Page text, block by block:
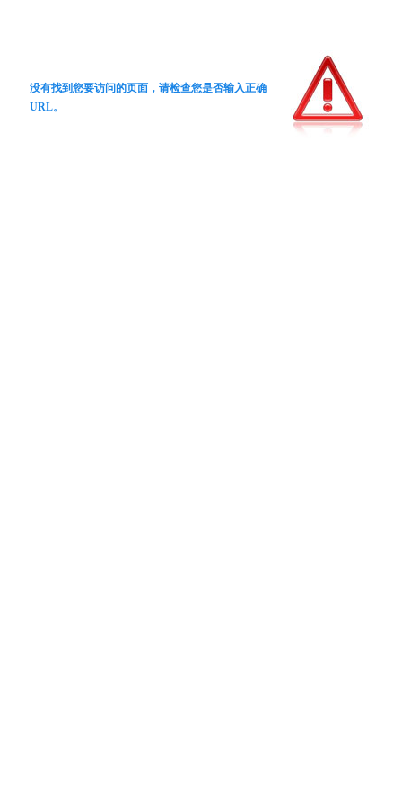
没有找到您要访问的页面，请检查您是否输入正确
URL。